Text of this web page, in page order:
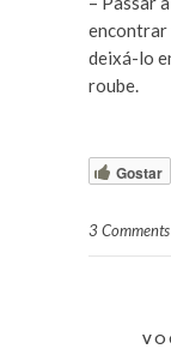
encontrar
deixá-lo
roube.
Gostar
3 Comments